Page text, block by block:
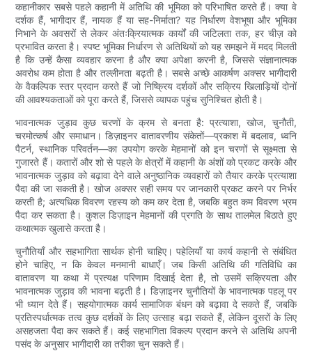
कहानीकार सबसे पहले कहानी में अतिथि की भूमिका को परिभाषित करते हैं। क्या वे
दर्शक हैं, भागीदार हैं, नायक हैं या सह-निर्माता? यह निर्धारण वेशभूषा और भूमिका
निभाने के अवसरों से लेकर अंतःक्रियात्मक कार्यों की जटिलता तक, हर चीज़ को
प्रभावित करता है। स्पष्ट भूमिका निर्धारण से अतिथियों को यह समझने में मदद मिलती
है कि उन्हें कैसा व्यवहार करना है और क्या अपेक्षा करनी है, जिससे संज्ञानात्मक
अवरोध कम होता है और तल्लीनता बढ़ती है। सबसे अच्छे आकर्षण अक्सर भागीदारी
के वैकल्पिक स्तर प्रदान करते हैं जो निष्क्रिय दर्शकों और सक्रिय खिलाड़ियों दोनों
की आवश्यकताओं को पूरा करते हैं, जिससे व्यापक पहुंच सुनिश्चित होती है।
भावनात्मक जुड़ाव कुछ चरणों के क्रम से बनता है: प्रत्याशा, खोज, चुनौती,
चरमोत्कर्ष और समाधान। डिज़ाइनर वातावरणीय संकेतों—प्रकाश में बदलाव, ध्वनि
पैटर्न, स्थानिक परिवर्तन—का उपयोग करके मेहमानों को इन चरणों से सूक्ष्मता से
गुजारते हैं। कतारों और शो से पहले के क्षेत्रों में कहानी के अंशों को प्रकट करके और
भावनात्मक जुड़ाव को बढ़ावा देने वाले अनुष्ठानिक व्यवहारों को तैयार करके प्रत्याशा
पैदा की जा सकती है। खोज अक्सर सही समय पर जानकारी प्रकट करने पर निर्भर
करती है; अत्यधिक विवरण रहस्य को कम कर देता है, जबकि बहुत कम विवरण भ्रम
पैदा कर सकता है। कुशल डिज़ाइन मेहमानों की प्रगति के साथ तालमेल बिठाते हुए
कथात्मक खुलासे करता है।
चुनौतियाँ और सहभागिता सार्थक होनी चाहिए। पहेलियाँ या कार्य कहानी से संबंधित
होने चाहिए, न कि केवल मनमानी बाधाएँ। जब किसी अतिथि की गतिविधि का
वातावरण या कथा में प्रत्यक्ष परिणाम दिखाई देता है, तो उसमें सक्रियता और
भावनात्मक जुड़ाव की भावना बढ़ती है। डिज़ाइनर चुनौतियों के भावनात्मक पहलू पर
भी ध्यान देते हैं। सहयोगात्मक कार्य सामाजिक बंधन को बढ़ावा दे सकते हैं, जबकि
प्रतिस्पर्धात्मक तत्व कुछ दर्शकों के लिए उत्साह बढ़ा सकते हैं, लेकिन दूसरों के लिए
असहजता पैदा कर सकते हैं। कई सहभागिता विकल्प प्रदान करने से अतिथि अपनी
पसंद के अनुसार भागीदारी का तरीका चुन सकते हैं।